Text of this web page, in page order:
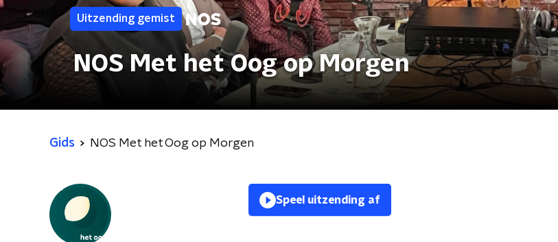
Uitzending gemist
NOS Met het Oog op Morgen
Gids NOS Met het Oog op Morgen
Speel uitzending af